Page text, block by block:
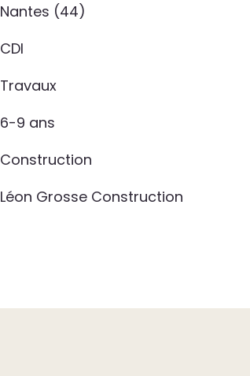
Nantes (44)
CDI
Travaux
6-9 ans
Construction
Léon Grosse Construction